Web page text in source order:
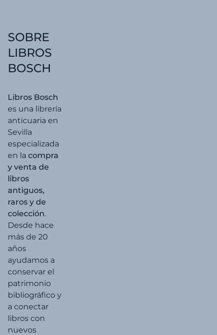
SOBRE
LIBROS
BOSCH
Libros Bosch
es una librería
anticuaria en
Sevilla
especializada
en la compra
y venta de
libros
antiguos,
raros y de
colección.
Desde hace
más de 20
años
ayudamos a
conservar el
patrimonio
bibliográfico y
a conectar
libros con
nuevos